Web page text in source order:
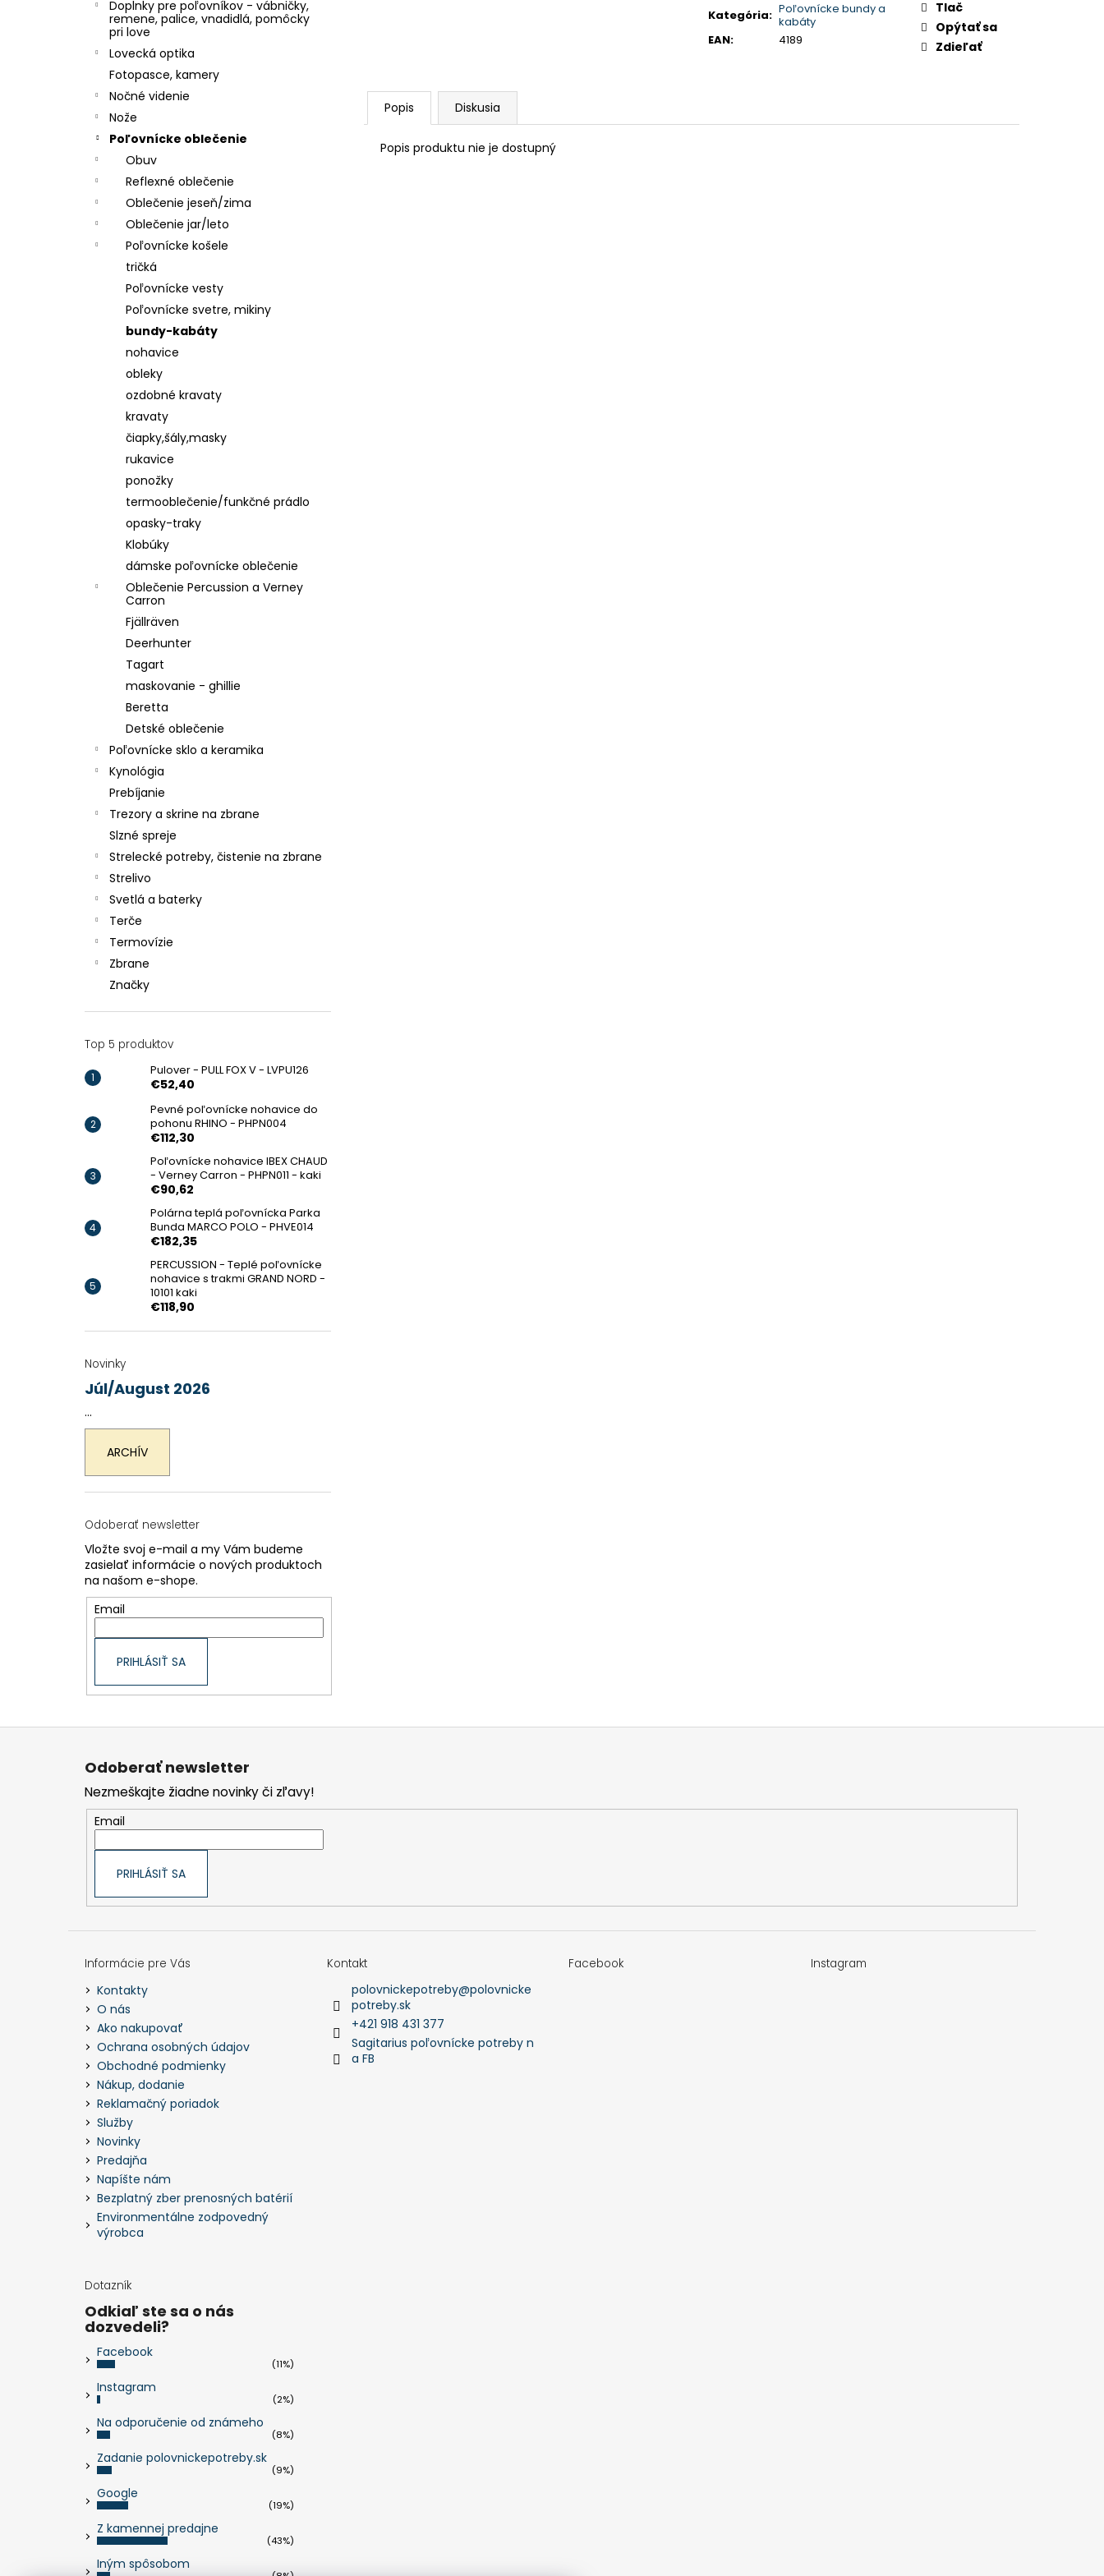
Doplnky pre poľovníkov - vábničky,
remene, palice, vnadidlá, pomôcky
pri love
Lovecká optika
Fotopasce, kamery
Nočné videnie
Nože
Poľovnícke oblečenie
Obuv
Reflexné oblečenie
Oblečenie jeseň/zima
Oblečenie jar/leto
Poľovnícke košele
tričká
Poľovnícke vesty
Poľovnícke svetre, mikiny
bundy-kabáty
nohavice
obleky
ozdobné kravaty
kravaty
čiapky,šály,masky
rukavice
ponožky
termooblečenie/funkčné prádlo
opasky-traky
Klobúky
dámske poľovnícke oblečenie
Oblečenie Percussion a Verney
Carron
Fjällräven
Deerhunter
Tagart
maskovanie - ghillie
Beretta
Detské oblečenie
Poľovnícke sklo a keramika
Kynológia
Prebíjanie
Trezory a skrine na zbrane
Slzné spreje
Strelecké potreby, čistenie na zbrane
Strelivo
Svetlá a baterky
Terče
Termovízie
Zbrane
Značky
Top 5 produktov
Pulover - PULL FOX V - LVPU126
€52,40
Pevné poľovnícke nohavice do
pohonu RHINO - PHPN004
€112,30
Poľovnícke nohavice IBEX CHAUD
- Verney Carron - PHPN011 - kaki
€90,62
Polárna teplá poľovnícka Parka
Bunda MARCO POLO - PHVE014
€182,35
PERCUSSION - Teplé poľovnícke
nohavice s trakmi GRAND NORD -
10101 kaki
€118,90
Novinky
Júl/August 2026
...
ARCHÍV
Odoberať newsletter
Vložte svoj e-mail a my Vám budeme
zasielať informácie o nových produktoch
na našom e-shope.
Email
PRIHLÁSIŤ SA
Kategória: Poľovnícke bundy a
kabáty
EAN: 4189
Tlač
Opýtať sa
Zdieľať
Popis Diskusia
Popis produktu nie je dostupný
Z
Odoberať newsletter
Nezmeškajte žiadne novinky či zľavy!
Email
PRIHLÁSIŤ SA
Informácie pre Vás
Kontakty
O nás
Ako nakupovať
Ochrana osobných údajov
Obchodné podmienky
Nákup, dodanie
Reklamačný poriadok
Služby
Novinky
Predajňa
Napíšte nám
Bezplatný zber prenosných batérií
Environmentálne zodpovedný
výrobca
Kontakt
polovnickepotreby@polovnicke
potreby.sk
+421 918 431 377
Sagitarius poľovnícke potreby n
a FB
Facebook Instagram
Dotazník
Odkiaľ ste sa o nás
dozvedeli?
Facebook
(11%)
Instagram
(2%)
Na odporučenie od známeho
(8%)
Zadanie polovnickepotreby.sk
(9%)
Google
(19%)
Z kamennej predajne
(43%)
Iným spôsobom